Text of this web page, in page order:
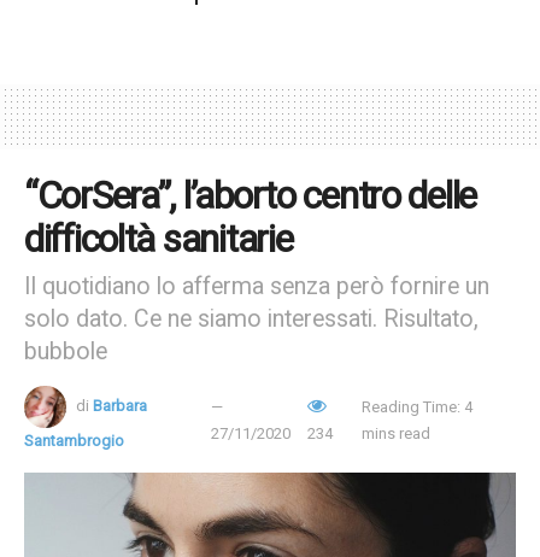
di Diego Armando Maradona (1960-2020) dirà che il
Tags: Omofobia
“CorSera”, l’aborto centro delle
difficoltà sanitarie
Il quotidiano lo afferma senza però fornire un
solo dato. Ce ne siamo interessati. Risultato,
bubbole
di Barbara
Santambrogio
27/11/2020 234
Reading Time: 4
mins read